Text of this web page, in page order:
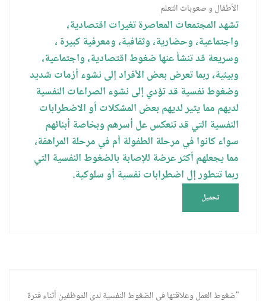
الأطفال و صعوبات التعلم
تشهد المجتمعات المعاصرة تغيرات اقتصادية،
واجتماعية، وحضارية، وثقافية، ومعرفية كبيرة ،
وسريعة قد تنشأ عنها ضغوط اقتصادية، واجتماعية،
وبيئية، ربما تعرض بعض الأفراد إلى نشوء أزمات شديد
وضغوط نفسية قد تؤدي إلى نشوء الصراعات النفسية
لديهم مما يثير لديهم بعض المشكلات أو الاضطرابات
النفسية التي قد تنعكس عل أسرهم وبخاصة أبنائهم
سواء كانوا في مرحلة الطفولة أم في مرحلة المراهقة،
مما يجعلهم أكثر عرضة للإصابة بالضغوط النفسية التي
ربما تتطور إل اضطرابات نفسية أو سلوكية.
تحميل
"ضغوط العمل وعلاقتها في الضغوط النفسية لدى الموظفين أثناء فترة